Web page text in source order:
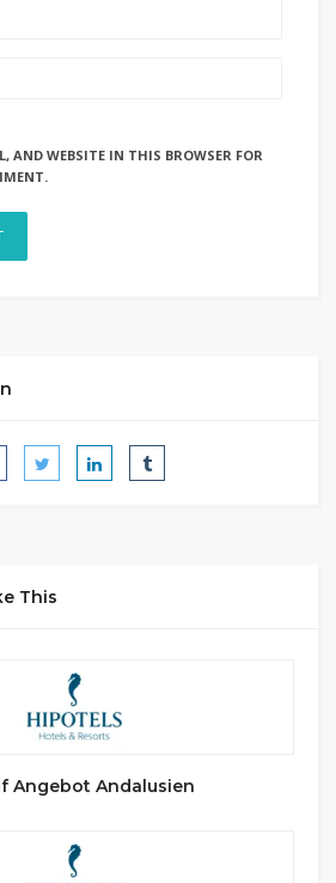
AND WEBSITE IN THIS BROWSER FOR
This
Angebot Andalusien